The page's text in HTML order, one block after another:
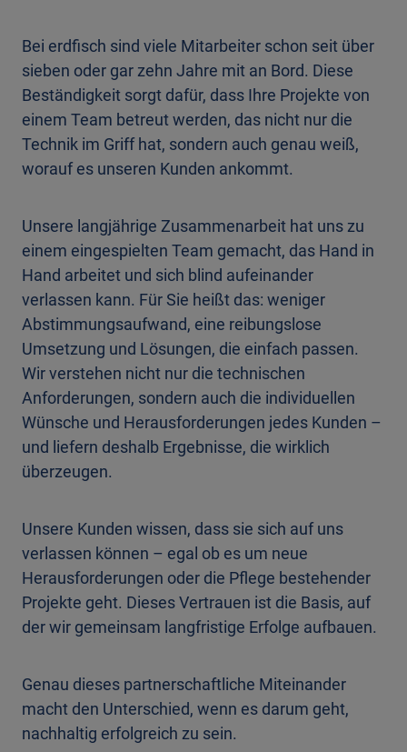
Bei erdfisch sind viele Mitarbeiter schon seit über
sieben oder gar zehn Jahre mit an Bord. Diese
Beständigkeit sorgt dafür, dass Ihre Projekte von
einem Team betreut werden, das nicht nur die
Technik im Griff hat, sondern auch genau weiß,
worauf es unseren Kunden ankommt.
Unsere langjährige Zusammenarbeit hat uns zu
einem eingespielten Team gemacht, das Hand in
Hand arbeitet und sich blind aufeinander
verlassen kann. Für Sie heißt das: weniger
Abstimmungsaufwand, eine reibungslose
Umsetzung und Lösungen, die einfach passen.
Wir verstehen nicht nur die technischen
Anforderungen, sondern auch die individuellen
Wünsche und Herausforderungen jedes Kunden –
und liefern deshalb Ergebnisse, die wirklich
überzeugen.
Unsere Kunden wissen, dass sie sich auf uns
verlassen können – egal ob es um neue
Herausforderungen oder die Pflege bestehender
Projekte geht. Dieses Vertrauen ist die Basis, auf
der wir gemeinsam langfristige Erfolge aufbauen.
Genau dieses partnerschaftliche Miteinander
macht den Unterschied, wenn es darum geht,
nachhaltig erfolgreich zu sein.